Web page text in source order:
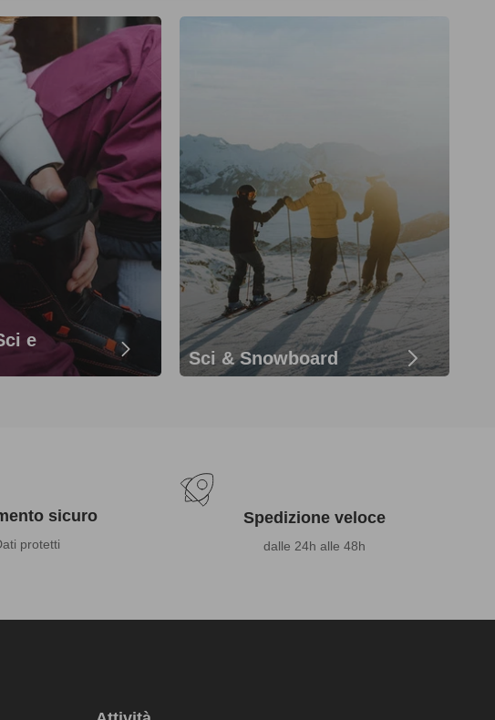
e
Sci & Snowboard
sicuro
protetti
Spedizione veloce
dalle 24h alle 48h